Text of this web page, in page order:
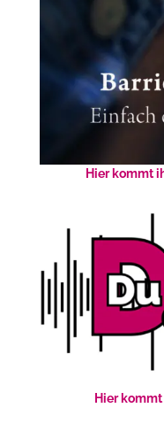
Hier kommt
Hier